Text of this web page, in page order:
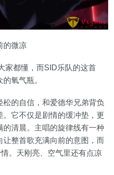
的微凉
家都懂，而SID乐队的这首
氧气瓶。
的自信，和爱德华兄弟背负
它不仅是剧情的缓冲垫，更
清晨。主唱的旋律线有一种
整首歌充满向前的意图，而
。天刚亮、空气里还有点凉